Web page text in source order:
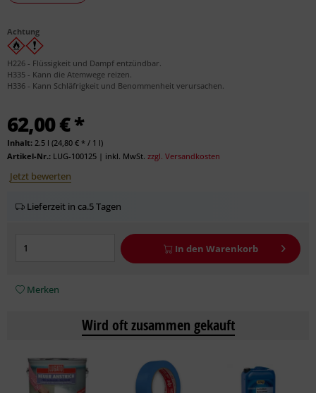
Achtung
H226 - Flüssigkeit und Dampf entzündbar.
H335 - Kann die Atemwege reizen.
H336 - Kann Schläfrigkeit und Benommenheit verursachen.
62,00 € *
Inhalt: 2.5 l (24,80 € * / 1 l)
Artikel-Nr.: LUG-100125 | inkl. MwSt. zzgl. Versandkosten
Jetzt bewerten
Lieferzeit in ca.5 Tagen
In den Warenkorb
Merken
Wird oft zusammen gekauft